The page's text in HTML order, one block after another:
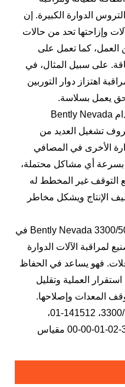
الدوارة الكبيرة. إن
وإزاحتها تحد من حالات
العمل، كما تعمل على
على سبيل المثال، في
اهتزاز دوار التوربين
يعمل بسلاسة.
: يتم استخدام Bently Nevada
لمراقبة ظروف تشغيل العديد من
الأخرى في المصافي
بسرعة أي مشاكل محتملة،
التوقف غير المخطط له
الإنتاج ويشكل مخاطر
يتم استخدام Bently Nevada 3300/50 141512-01 في
لمراقبة الآلات الدوارة
فهو يساعد في الحفاظ
العملية وتقليل
المعدات وإصلاحها.
الكلمات الساخنة: بنتلي نيفادا، 3300/50، 141512-01،
3300/50-01-01-00-00، 3300/50-02-01-00-00 مقياس